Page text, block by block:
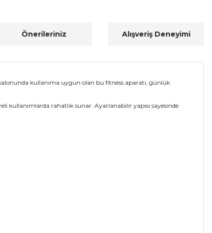
Önerileriniz Alışveriş Deneyimi
kullanıma uygun olan bu fitness aparatı, günlük
kullanımlarda rahatlık sunar. Ayarlanabilir yapısı sayesinde